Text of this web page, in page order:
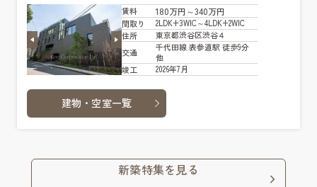
賃料 180万円～340万円
間取り
2LDK+3WIC～4LDK+2WIC
住所
東京都渋谷区渋谷４
交通
千代田線 表参道駅 徒歩9分
他
竣工
2026年7月
建物・空室一覧
新築特集を見る